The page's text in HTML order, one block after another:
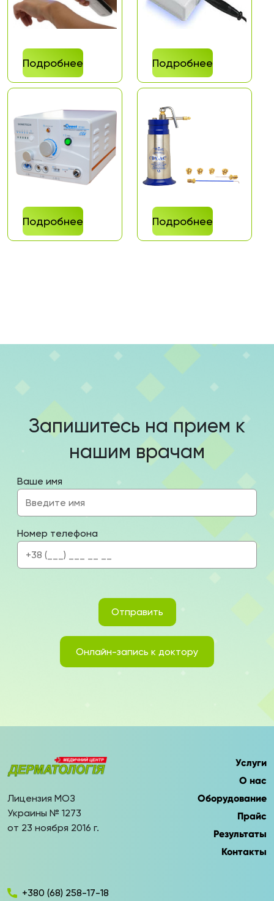
Подробнее Подробнее
Подробнее Подробнее
Запишитесь на прием к
нашим врачам
Ваше имя
Номер телефона
Отправить
Онлайн-запись к доктору
Лицензия МОЗ
Украины № 1273
от 23 ноября 2016 г.
Услуги
О нас
Оборудование
Прайс
Результаты
Контакты
+380 (68) 258-17-18